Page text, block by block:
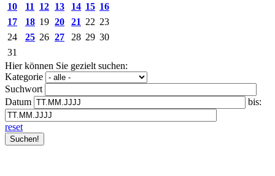
10
11 12 13 14 15 16
17
18 19 20 21 22 23
24
25 26 27 28 29 30
31
Hier können Sie gezielt suchen:
Kategorie
Suchwort
Datum
bis:
reset